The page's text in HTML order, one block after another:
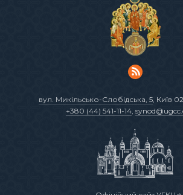
вул. Микільсько-Слобідська, 5, Київ
+380 (44) 541-11-14,